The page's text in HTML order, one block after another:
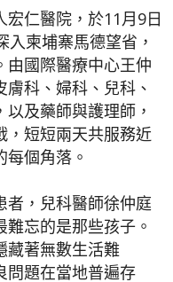
仁醫院，於11月9日
柬埔寨馬德望省，
由國際醫療中心王仲
科、婦科、兒科、
及藥師與護理師，
，短短兩天共服務近
個角落。
者，兒科醫師徐仲庭
忘的是那些孩子。
藏著無數生活難
問題在當地普遍存